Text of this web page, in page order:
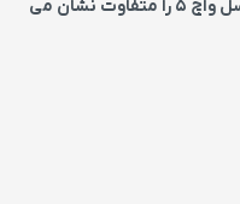
گوگل با تیزری جدید پیکسل واچ ۵ را متفاوت نشان می‌